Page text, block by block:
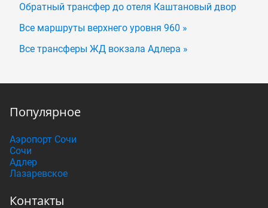
Обратный трансфер до отеля Каштановый двор
Все маршруты верхнего уровня 960 »
Все трансферы ЖД вокзала Адлера »
Популярное
Аэропорт Сочи
Сочи
Адлер
Лазаревское
Контакты